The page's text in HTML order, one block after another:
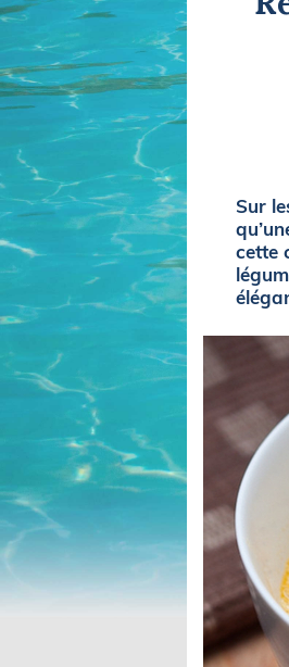
Sur
cette